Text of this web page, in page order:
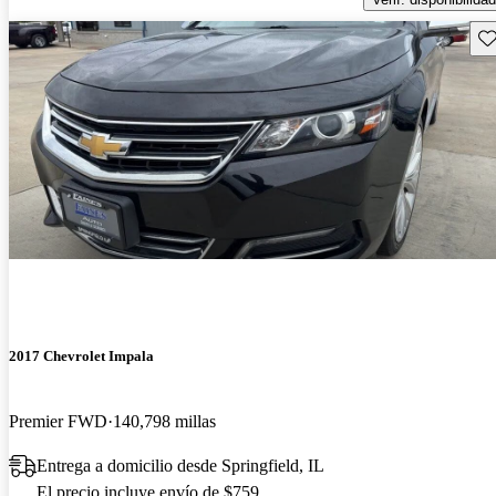
2017 Chevrolet Impala
Premier FWD 140,798 millas
Entrega a domicilio desde Springfield, IL